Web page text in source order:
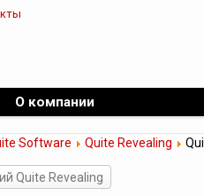
О компании
Software Quite Revealing
Quite Revealing